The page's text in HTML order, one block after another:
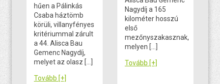
hűen a Pálinkás
Csaba háztömb
körüli, villanyfényes
kritériummal zárult
a 44. Alisca Bau
Gemenc Nagydíj,
melyet az olasz […]
Tovább [+]
Nagydíj a 165
kilométer hosszú
első
mezőnyszakasznak,
melyen […]
Tovább [+]